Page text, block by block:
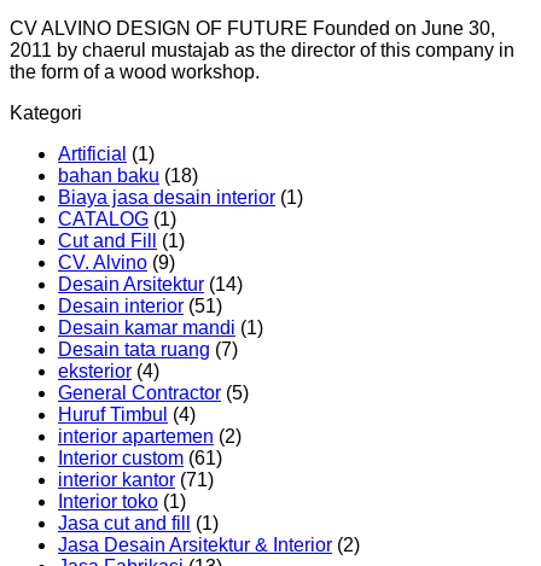
CV ALVINO DESIGN OF FUTURE Founded on June 30,
2011 by chaerul mustajab as the director of this company in
the form of a wood workshop.
Kategori
Artificial (1)
bahan baku (18)
Biaya jasa desain interior (1)
CATALOG (1)
Cut and Fill
(1)
CV. Alvino (9)
Desain Arsitektur (14)
Desain interior (51)
Desain kamar mandi (1)
Desain tata ruang (7)
eksterior (4)
General Contractor (5)
Huruf Timbul (4)
interior apartemen (2)
Interior custom (61)
interior kantor (71)
Interior toko (1)
Jasa cut and fill
(1)
Jasa Desain Arsitektur & Interior (2)